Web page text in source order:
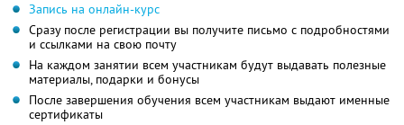
Запись на онлайн-курс
Сразу после регистрации вы получите письмо с подробностями
и ссылками на свою почту
На каждом занятии всем участникам будут выдавать полезные
материалы, подарки и бонусы
После завершения обучения всем участникам выдают именные
сертификаты